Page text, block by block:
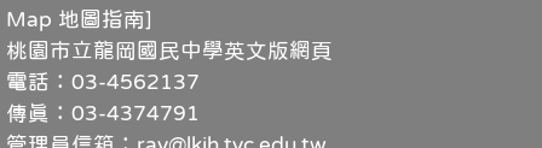
Map 地圖指南]
桃園市立龍岡國民中學英文版網頁
電話：03-4562137
傳真：03-4374791